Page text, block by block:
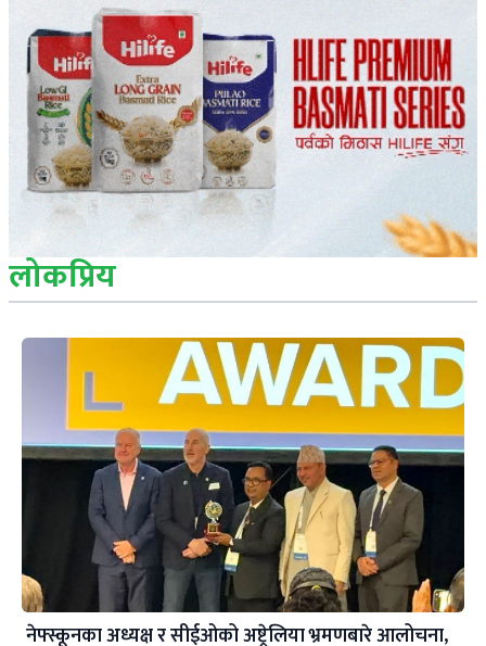
लोकप्रिय
नेफ्स्कूनका अध्यक्ष र सीईओको अष्ट्रेलिया भ्रमणबारे आलोचना,